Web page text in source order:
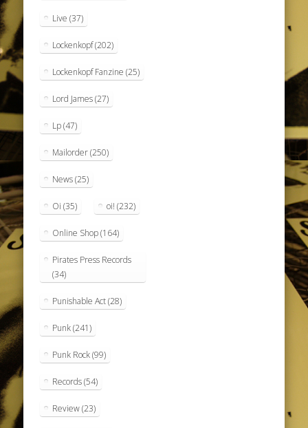
Live (37)
Lockenkopf(202)
Lockenkopf Fanzine (25)
Lord James(27)
Lp(47)
Mailorder(250)
News(25)
Oi (35) oi! (232)
Online Shop(164)
Pirates Press Records
(34)
Punishable Act(28)
Punk(241)
Punk Rock(99)
Records(54)
Review(23)